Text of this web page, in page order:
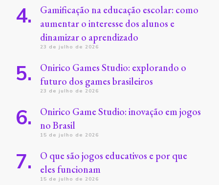
Gamificação na educação escolar: como
aumentar o interesse dos alunos e
dinamizar o aprendizado
23 de julho de 2026
Onirico Games Studio: explorando o
futuro dos games brasileiros
23 de julho de 2026
Onirico Game Studio: inovação em jogos
no Brasil
15 de julho de 2026
O que são jogos educativos e por que
eles funcionam
15 de julho de 2026